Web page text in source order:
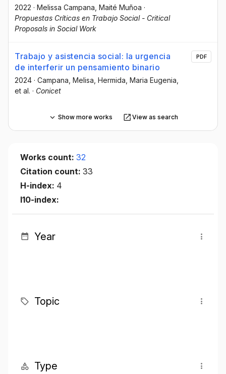
2022 · Melissa Campana , Maité Muñoa ·
Propuestas Críticas en Trabajo Social - Critical
Proposals in Social Work
Trabajo y asistencia social: la urgencia
de interferir un pensamiento binario
2024 · Campana, Melisa , Hermida, Maria Eugenia
et al. · Conicet
PDF
Show more works View as search
Works count: 32
Citation count: 33
H-index: 4
I10-index:
Year
Topic
Type